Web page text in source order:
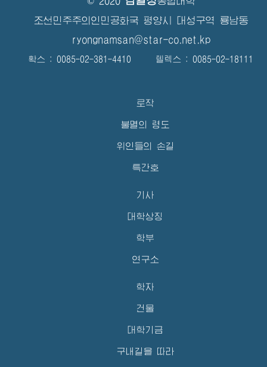
조선민주주의인민공화국 평양시 대성구역 룡남동
ryongnamsan@star-co.net.kp
확스 : 0085-02-381-4410 텔렉스 : 0085-02-18111
로작
불멸의 령도
위인들의 손길
특간호
기사
대학상징
학부
연구소
학자
건물
대학기금
구내길을 따라